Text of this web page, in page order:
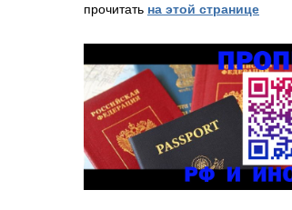
прочитать на этой странице